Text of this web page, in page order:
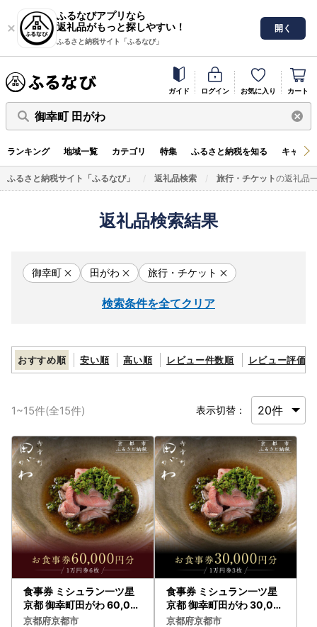
ふるなびアプリなら
返礼品がもっと探しやすい！
ふるさと納税サイト「ふるなび」
開く
ガイド ログイン お気に入り カート
御幸町 田がわ
ランキング 地域一覧 カテゴリ 特集 ふるさと納税を知る キャン
ふるさと納税サイト「ふるなび」 返礼品検索 旅行・チケットの返礼品
返礼品検索結果
御幸町 田がわ 旅行・チケット
検索条件を全てクリア
おすすめ順 安い順 高い順 レビュー件数順 レビュー評価順
1~15件(全15件) 表示切替：
食事券 ミシュラン一ツ星
京都 御幸町田がわ 60,00
0円分 お食事
京都府京都市
食事券 ミシュラン一ツ星
京都 御幸町田がわ 30,00
0円分 お食事
京都府京都市